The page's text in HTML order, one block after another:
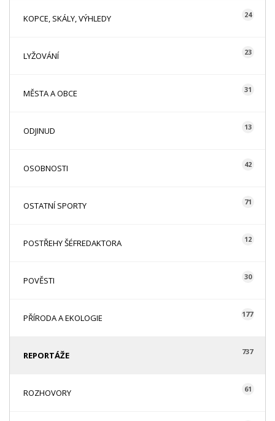
KOPCE, SKÁLY, VÝHLEDY 24
LYŽOVÁNÍ 23
MĚSTA A OBCE 31
ODJINUD 13
OSOBNOSTI 42
OSTATNÍ SPORTY 71
POSTŘEHY ŠÉFREDAKTORA 12
POVĚSTI 30
PŘÍRODA A EKOLOGIE 177
REPORTÁŽE 737
ROZHOVORY 61